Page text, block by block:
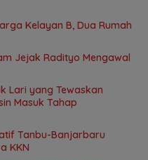
Kelayan B, Dua Rumah
Jejak Radityo Mengawal
Lari yang Tewaskan
Masuk Tahap
Tanbu-Banjarbaru
KKN